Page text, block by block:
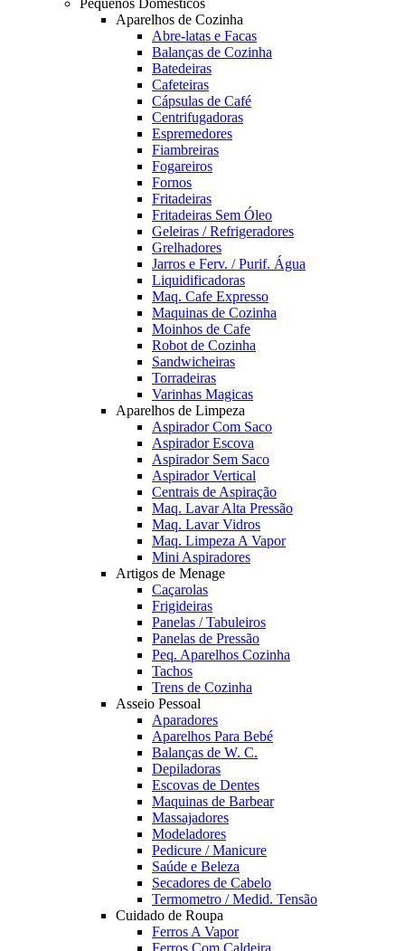
Pequenos Domésticos
Aparelhos de Cozinha
Abre-latas e Facas
Balanças de Cozinha
Batedeiras
Cafeteiras
Cápsulas de Café
Centrifugadoras
Espremedores
Fiambreiras
Fogareiros
Fornos
Fritadeiras
Fritadeiras Sem Óleo
Geleiras / Refrigeradores
Grelhadores
Jarros e Ferv. / Purif. Água
Liquidificadoras
Maq. Cafe Expresso
Maquinas de Cozinha
Moinhos de Cafe
Robot de Cozinha
Sandwicheiras
Torradeiras
Varinhas Magicas
Aparelhos de Limpeza
Aspirador Com Saco
Aspirador Escova
Aspirador Sem Saco
Aspirador Vertical
Centrais de Aspiração
Maq. Lavar Alta Pressão
Maq. Lavar Vidros
Maq. Limpeza A Vapor
Mini Aspiradores
Artigos de Menage
Caçarolas
Frigideiras
Panelas / Tabuleiros
Panelas de Pressão
Peq. Aparelhos Cozinha
Tachos
Trens de Cozinha
Asseio Pessoal
Aparadores
Aparelhos Para Bebé
Balanças de W. C.
Depiladoras
Escovas de Dentes
Maquinas de Barbear
Massajadores
Modeladores
Pedicure / Manicure
Saúde e Beleza
Secadores de Cabelo
Termometro / Medid. Tensão
Cuidado de Roupa
Ferros A Vapor
Ferros Com Caldeira